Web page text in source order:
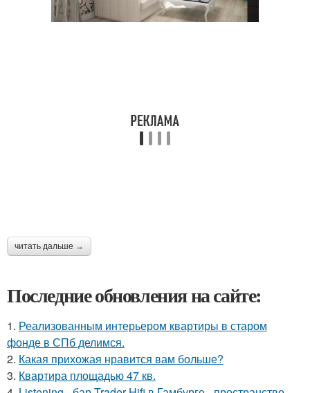
читать дальше →
Последние обновления на сайте:
1. Реализованным интерьером квартиры в старом
фонде в СПб делимся.
2. Какая прихожая нравится вам больше?
3. Квартира площадью 47 кв.